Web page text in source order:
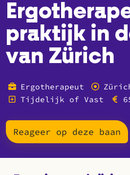
praktijk in
van Zürich
Ergotherapeut
Tijdelijk of Vast
Reageer op deze baan